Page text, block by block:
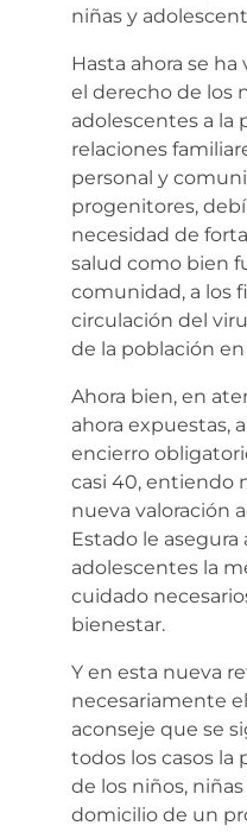
niñas y
Hasta ahora se
el derecho de los
adolescentes a la
relaciones
personal y
progenitores,
necesidad de
salud como bien
comunidad, a los
circulación del
de la población
Ahora bien, en
ahora expuestas,
encierro
casi 40, entiendo
nueva valoración
Estado le asegura
adolescentes la
cuidado
bienestar.
Y en esta nueva
necesariamente
aconseje que se
todos los casos la
de los niños,
domicilio de un